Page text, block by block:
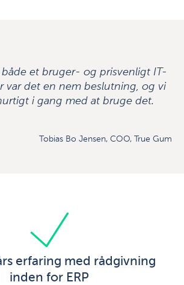
både et bruger- og prisvenligt IT-
var det en nem beslutning, og vi
i gang med at bruge det.
Tobias Bo Jensen, COO, True Gum
erfaring med rådgivning
inden for ERP